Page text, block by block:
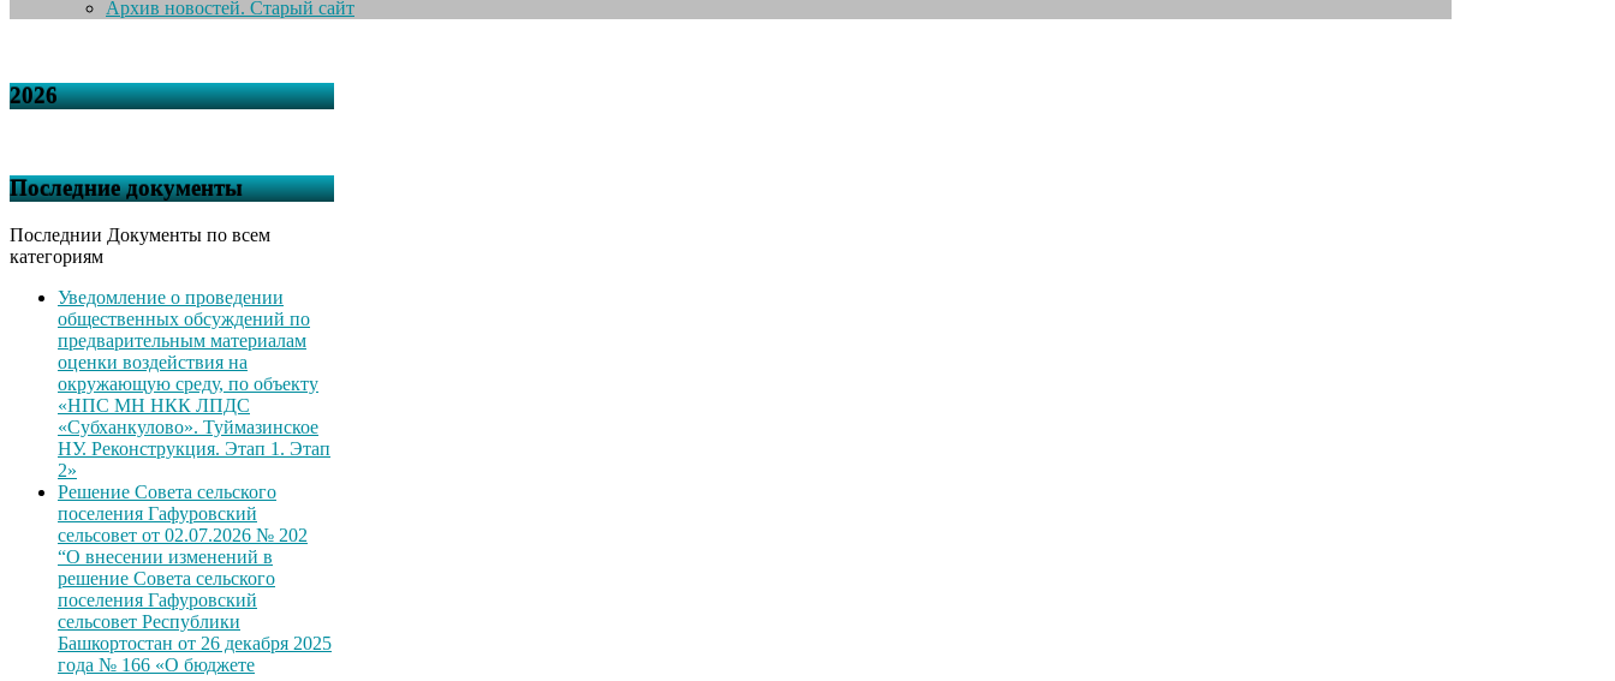
Архив новостей. Старый сайт
2026
Последние документы
Последнии Документы по всем
категориям
Уведомление о проведении
общественных обсуждений по
предварительным материалам
оценки воздействия на
окружающую среду, по объекту
«НПС МН НКК ЛПДС
«Субханкулово». Туймазинское
НУ. Реконструкция. Этап 1. Этап
2»
Решение Совета сельского
поселения Гафуровский
сельсовет от 02.07.2026 № 202
“О внесении изменений в
решение Совета сельского
поселения Гафуровский
сельсовет Республики
Башкортостан от 26 декабря 2025
года № 166 «О бюджете